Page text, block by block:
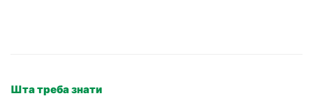
Шта треба знати